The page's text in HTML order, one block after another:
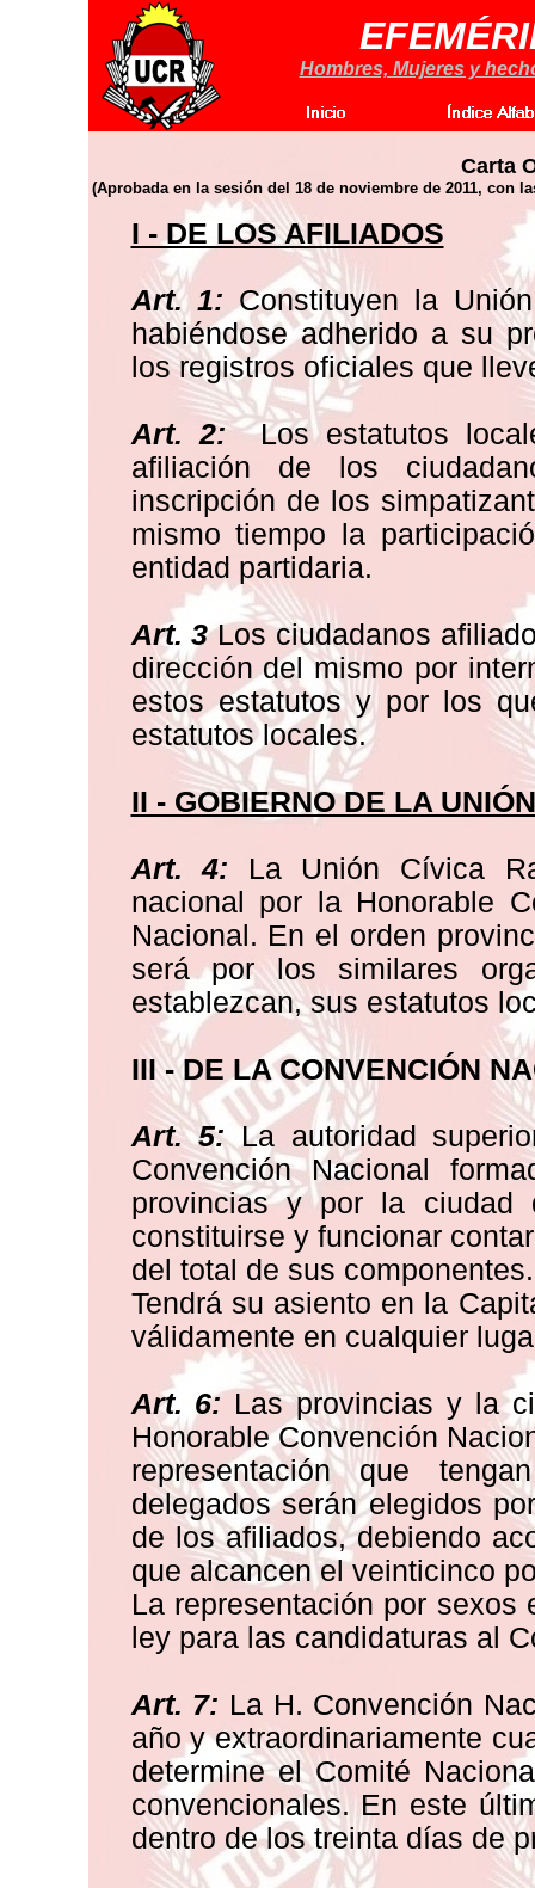
Hombres, Mujeres y
Carta
(Aprobada en la sesión del 18 de noviembre de 2011, con
I - DE LOS AFILIADOS
Art. 1: Constituyen la
habiéndose adherido a su
los registros oficiales que
Art. 2:Los estatutos
afiliación de los
inscripción de los
mismo tiempo la
entidad partidaria.
Art. 3 Los ciudadanos
dirección del mismo por
estos estatutos y por los
estatutos locales.
II - GOBIERNO DE LA
Art. 4: La Unión Cívica
nacional por la Honorable
Nacional. En el orden
será por los similares
establezcan, sus estatutos
III - DE LA CONVENCIÓN
Art. 5:La autoridad
Convención Nacional
provincias y por la ciudad
constituirse y funcionar
del total de sus componentes.
Tendrá su asiento en la
válidamente en cualquier
Art. 6: Las provincias y la
Honorable Convención
representación que
delegados serán elegidos
de los afiliados, debiendo
que alcancen el veinticinco
La representación por
ley para las candidaturas al
Art. 7: La H. Convención
año y extraordinariamente
determine el Comité
convencionales. En este
dentro de los treinta días de